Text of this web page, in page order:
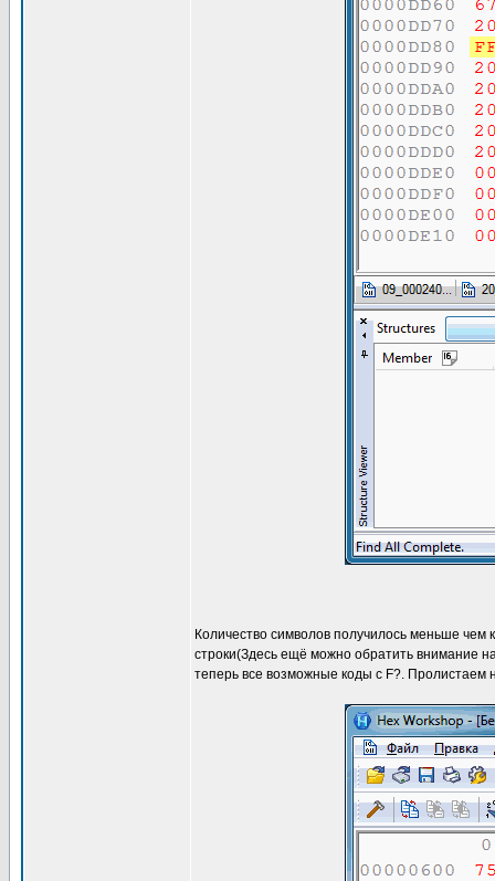
Количество символов получилось меньше чем
строки(Здесь ещё можно обратить внимание
теперь все возможные коды c F?. Пролистаем